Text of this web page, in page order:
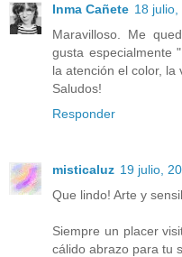
Inma Cañete 18 julio,
Maravilloso. Me
gusta especialmente
la atención el color, la
Saludos!
Responder
misticaluz 19 julio,
Que lindo! Arte y
Siempre un placer
cálido abrazo para tu